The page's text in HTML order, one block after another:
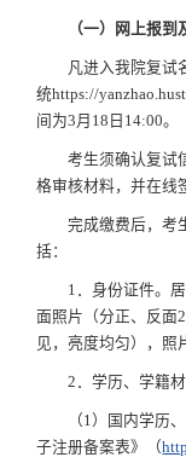
（一）网上报到
凡进入我院复试
统https://
间为3月18日14:00。
考生须确认复试
格审核材料，并在线
完成缴费后，考
括：
1．身份证件。
面照片（分正、反面
见，亮度均匀），照
2．学历、学籍
（1）国内学历
子注册备案表》（